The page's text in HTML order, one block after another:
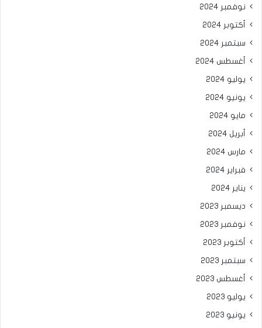
نوفمبر 2024
أكتوبر 2024
سبتمبر 2024
أغسطس 2024
يوليو 2024
يونيو 2024
مايو 2024
أبريل 2024
مارس 2024
فبراير 2024
يناير 2024
ديسمبر 2023
نوفمبر 2023
أكتوبر 2023
سبتمبر 2023
أغسطس 2023
يوليو 2023
يونيو 2023